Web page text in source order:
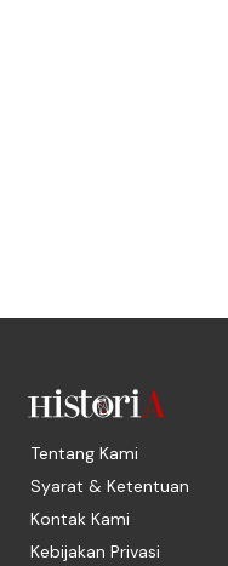
Tentang Kami
Syarat & Ketentuan
Kontak Kami
Kebijakan Privasi